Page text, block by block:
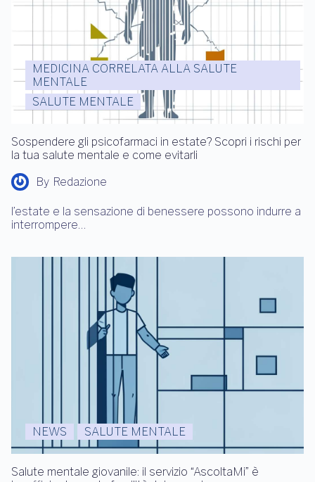
MEDICINA CORRELATA ALLA SALUTE
MENTALE
SALUTE MENTALE
Sospendere gli psicofarmaci in estate? Scopri i rischi per
la tua salute mentale e come evitarli
By Redazione
l’estate e la sensazione di benessere possono indurre a
interrompere…
NEWS SALUTE MENTALE
Salute mentale giovanile: il servizio “AscoltaMi” è